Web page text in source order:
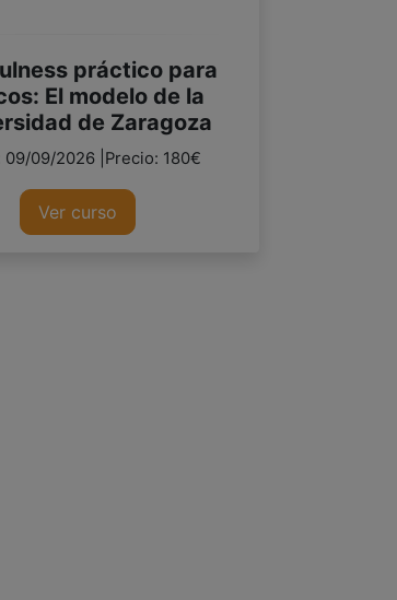
práctico para
El modelo de la
de Zaragoza
09/09/2026 |Precio: 180€
Ver curso